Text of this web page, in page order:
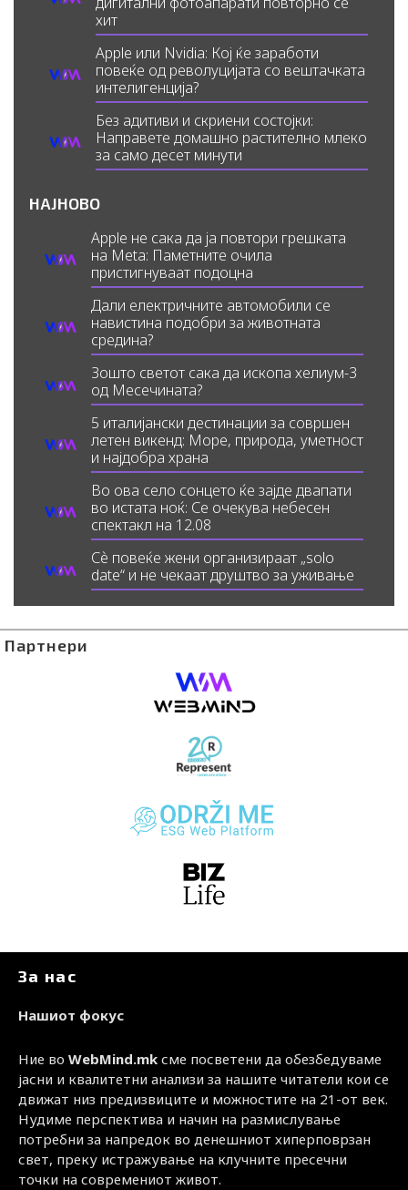
хит
Apple или Nvidia: Кој ќе заработи
повеќе од револуцијата со вештачката
интелигенција?
Без адитиви и скриени состојки:
Направете домашно растително млеко
за само десет минути
НАЈНОВО
Apple не сака да ја повтори грешката
на Meta: Паметните очила
пристигнуваат подоцна
Дали електричните автомобили се
навистина подобри за животната
средина?
Зошто светот сака да ископа хелиум-3
од Месечината?
5 италијански дестинации за совршен
летен викенд: Море, природа, уметност
и најдобра храна
Во ова село сонцето ќе зајде двапати
во истата ноќ: Се очекува небесен
спектакл на 12.08
Сè повеќе жени организираат „solo
date“ и не чекаат друштво за уживање
Партнери
За нас
Нашиот фокус
Ние во WebMind.mk сме посветени да обезбедуваме
јасни и квалитетни анализи за нашите читатели кои се
движат низ предизвиците и можностите на 21-от век.
Нудиме перспектива и начин на размислување
потребни за напредок во денешниот хиперповрзан
свет, преку истражување на клучните пресечни
точки на современиот живот.